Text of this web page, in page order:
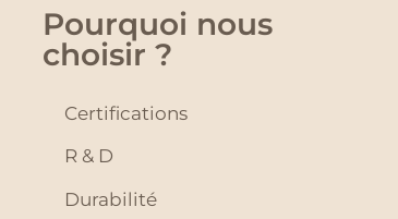
Pourquoi nous
choisir ?
Certifications
R & D
Durabilité